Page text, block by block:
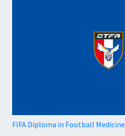
FIFA Diploma in Football Medicine